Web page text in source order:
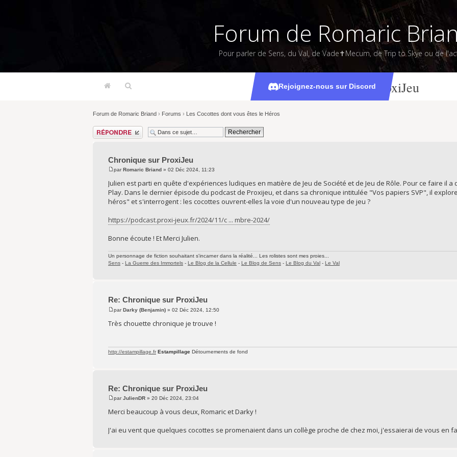
Forum de Romaric
Pour parler de Sens, du Val, de Vade✝Mecum, de Trip to Skye ou de
Rejoignez-nous sur Discord
Chronique sur ProxiJeu
Forum de Romaric Briand › Forums › Les Cocottes dont vous êtes le Héros
Répondre
Chronique sur ProxiJeu
parRomaric Briand » 02 Déc 2024, 11:23
Julien est parti en quête d'expériences ludiques en matière de Jeu de Société et de Jeu de Rôle. Pour ce faire il
Play. Dans le dernier épisode du podcast de Proxijeu, et dans sa chronique intitulée "Vos papiers SVP", il
héros" et s'interrogent : les cocottes ouvrent-elles la voie d'un nouveau type de jeu ?
https://podcast.proxi-jeux.fr/2024/11/c ... mbre-2024/
Bonne écoute ! Et Merci Julien.
Un personnage de fiction souhaitant s'incarner dans la réalité... Les rolistes sont mes proies...
Sens - La Guerre des Immortels - Le Blog de la Cellule - Le Blog de Sens - Le Blog du Val - Le Val
Re: Chronique sur ProxiJeu
parDarky (Benjamin) » 02 Déc 2024, 12:50
Très chouette chronique je trouve !
http://estampillage.fr Estampillage Détournements de fond
Re: Chronique sur ProxiJeu
parJulienDR » 20 Déc 2024, 23:04
Merci beaucoup à vous deux, Romaric et Darky !
J'ai eu vent que quelques cocottes se promenaient dans un collège proche de chez moi, j'essaierai de vous en